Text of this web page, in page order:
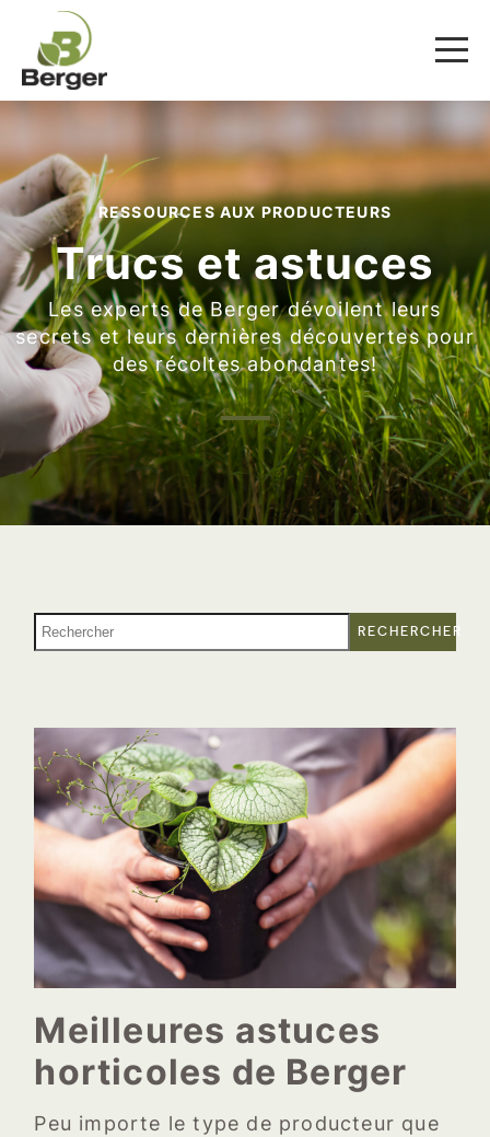
RESSOURCES AUX PRODUCTEURS
Trucs et astuces
Les experts de Berger dévoilent leurs
secrets et leurs dernières découvertes pour
des récoltes abondantes!
RECHERCHER
Meilleures astuces
horticoles de Berger
Peu importe le type de producteur que